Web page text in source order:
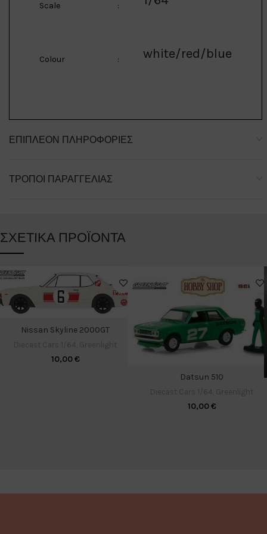
Scale :
Colour : white/red/blue
ΕΠΙΠΛΈΟΝ ΠΛΗΡΟΦΟΡΊΕΣ
ΤΡΌΠΟΙ ΠΑΡΑΓΓΕΛΊΑΣ
ΣΧΕΤΙΚΆ ΠΡΟΪΌΝΤΑ
Nissan Skyline 2000GT
10,00€
Datsun 510
10,00€